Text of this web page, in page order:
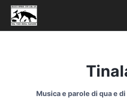
Musica e parole di qua e